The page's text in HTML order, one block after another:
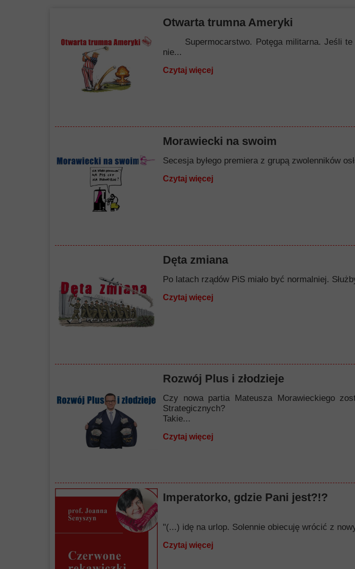
Otwarta trumna Ameryki
Supermocarstwo. Potęga militarna. Jeśli te
nie...
Czytaj więcej
Morawiecki na swoim
Secesja byłego premiera z grupą zwolenników
Czytaj więcej
Dęta zmiana
Po latach rządów PiS miało być normalniej.
Czytaj więcej
Rozwój Plus i złodzieje
Czy nowa partia Mateusza Morawieckiego
Strategicznych?
Takie...
Czytaj więcej
Imperatorko, gdzie Pani jest?!?
"(...) idę na urlop. Solennie obiecuję wrócić z
Czytaj więcej